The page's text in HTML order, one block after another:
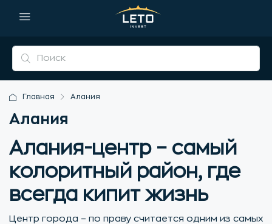
Главная Алания
Алания
Алания-центр – самый
колоритный район, где
всегда кипит жизнь
Центр города – по праву считается одним из самых